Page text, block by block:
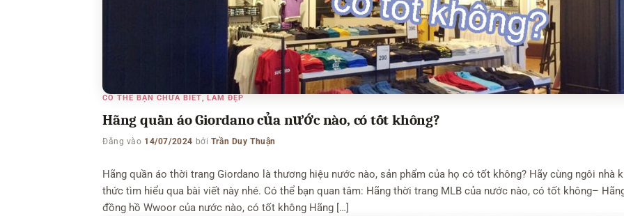
CÓ THỂ BẠN CHƯA BIẾT, LÀM ĐẸP
Hãng quần áo Giordano của nước nào, có tốt không?
Đăng vào 14/07/2024 bởi Trần Duy Thuận
Hãng quần áo thời trang Giordano là thương hiệu nước nào, sản phẩm của họ có tốt không? Hãy cùng ngôi nhà
thức tìm hiểu qua bài viết này nhé. Có thể bạn quan tâm: Hãng thời trang MLB của nước nào, có tốt không–
đồng hồ Wwoor của nước nào, có tốt không Hãng […]